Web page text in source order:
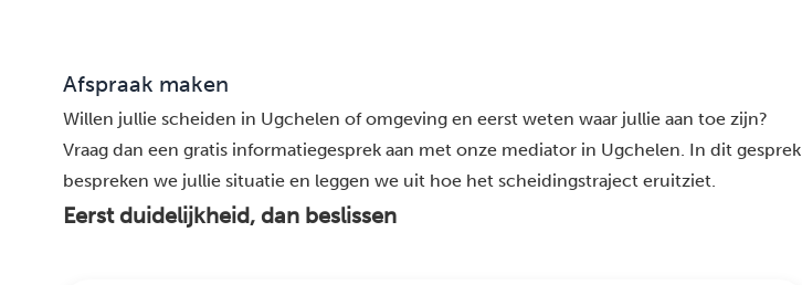
Afspraak maken
Willen jullie scheiden in Ugchelen of omgeving en eerst weten waar jullie aan toe zijn?
Vraag dan een gratis informatiegesprek aan met onze mediator in Ugchelen. In dit gesprek
bespreken we jullie situatie en leggen we uit hoe het scheidingstraject eruitziet.
Eerst duidelijkheid, dan beslissen